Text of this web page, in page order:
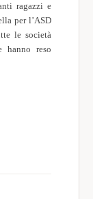
ragazzi e
per l’ASD
le società
hanno reso